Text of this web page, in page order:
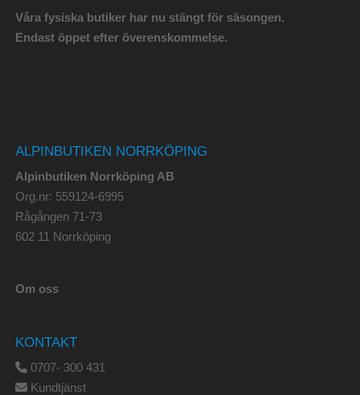
Våra fysiska butiker har nu stängt för säsongen.
Endast öppet efter överenskommelse.
ALPINBUTIKEN NORRKÖPING
Alpinbutiken Norrköping AB
Org.nr: 559124-6995
Rågången 71-73
602 11 Norrköping
Om oss
KONTAKT
0707- 300 431
Kundtjänst